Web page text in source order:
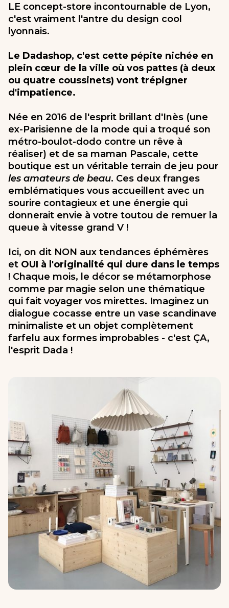
LE concept-store incontournable de Lyon,
c'est vraiment l'antre du design cool
lyonnais.
Le Dadashop, c'est cette pépite nichée en
plein cœur de la ville où vos pattes (à deux
ou quatre coussinets) vont trépigner
d'impatience.
Née en 2016 de l'esprit brillant d'Inès (une
ex-Parisienne de la mode qui a troqué son
métro-boulot-dodo contre un rêve à
réaliser) et de sa maman Pascale, cette
boutique est un véritable terrain de jeu pour
les amateurs de beau. Ces deux franges
emblématiques vous accueillent avec un
sourire contagieux et une énergie qui
donnerait envie à votre toutou de remuer la
queue à vitesse grand V !
Ici, on dit NON aux tendances éphémères
et OUI à l'originalité qui dure dans le temps
! Chaque mois, le décor se métamorphose
comme par magie selon une thématique
qui fait voyager vos mirettes. Imaginez un
dialogue cocasse entre un vase scandinave
minimaliste et un objet complètement
farfelu aux formes improbables - c'est ÇA,
l'esprit Dada !